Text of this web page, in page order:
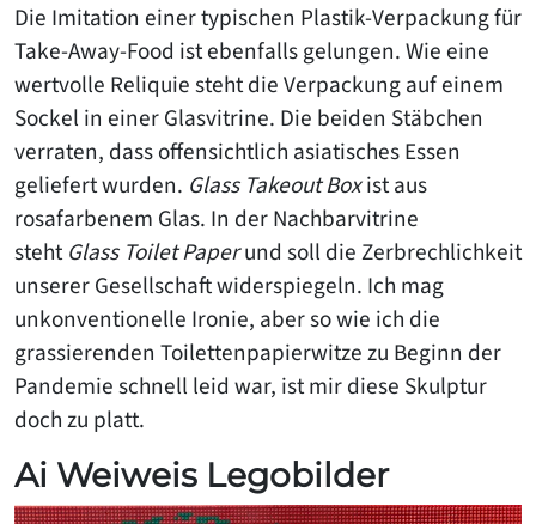
Die Imitation einer typischen Plastik-Verpackung für
Take-Away-Food ist ebenfalls gelungen. Wie eine
wertvolle Reliquie steht die Verpackung auf einem
Sockel in einer Glasvitrine. Die beiden Stäbchen
verraten, dass offensichtlich asiatisches Essen
geliefert wurden. Glass Takeout Boxist aus
rosafarbenem Glas. In der Nachbarvitrine
stehtGlass Toilet Paperund soll die Zerbrechlichkeit
unserer Gesellschaft widerspiegeln. Ich mag
unkonventionelle Ironie, aber so wie ich die
grassierenden Toilettenpapierwitze zu Beginn der
Pandemie schnell leid war, ist mir diese Skulptur
doch zu platt.
Ai Weiweis Legobilder